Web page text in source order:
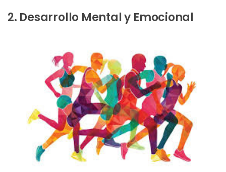
2. Desarrollo Mental y Emocional